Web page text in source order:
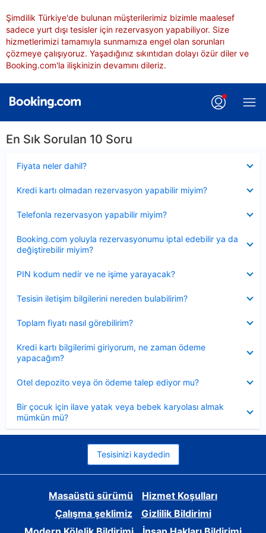
Şimdilik Türkiye'de bulunan müşterilerimiz bizimle maalesef
sadece yurt dışı tesisler için rezervasyon yapabiliyor. Size
hizmetlerimizi tamamıyla sunmamıza engel olan sorunları
çözmeye çalışıyoruz. Yaşadığınız sıkıntıdan dolayı özür diler ve
Booking.com'la ilişkinizin devamını dileriz.
En Sık Sorulan 10 Soru
Fiyata neler dahil?
Kredi kartı olmadan rezervasyon yapabilir miyim?
Telefonla rezervasyon yapabilir miyim?
Booking.com yoluyla rezervasyonumu iptal edebilir ya da
değiştirebilir miyim?
PIN kodum nedir ve ne işime yarayacak?
Tesisin iletişim bilgilerini nereden bulabilirim?
Toplam fiyatı nasıl görebilirim?
Kredi kartı bilgilerimi giriyorum, ne zaman ödeme
yapacağım?
Otel depozito veya ön ödeme talep ediyor mu?
Bir çocuk için ilave yatak veya bebek karyolası almak
mümkün mü?
Tesisinizi kaydedin
Masaüstü sürümü
Hizmet Koşulları
Çalışma şeklimiz
Gizlilik Bildirimi